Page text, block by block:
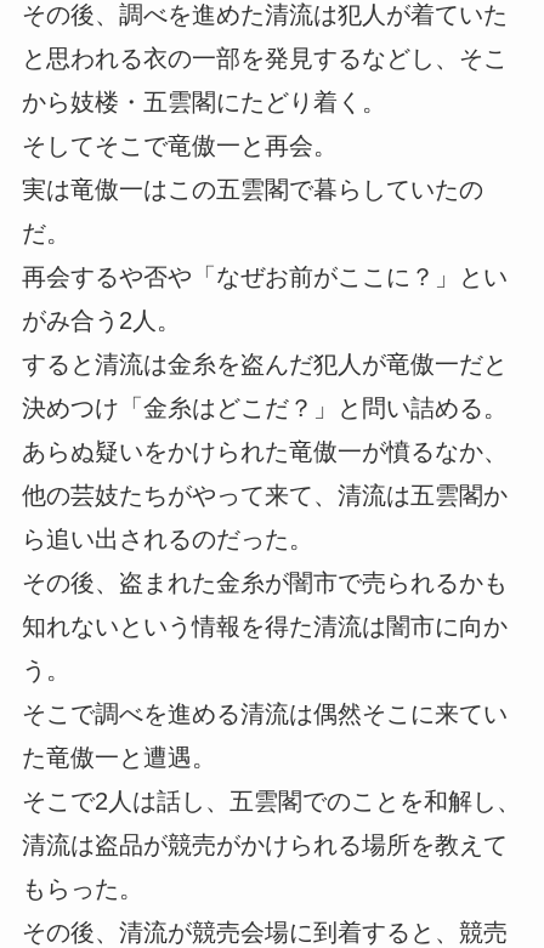
その後、調べを進めた清流は犯人が着ていた
と思われる衣の一部を発見するなどし、そこ
から妓楼・五雲閣にたどり着く。
そしてそこで竜傲一と再会。
実は竜傲一はこの五雲閣で暮らしていたの
だ。
再会するや否や「なぜお前がここに？」とい
がみ合う2人。
すると清流は金糸を盗んだ犯人が竜傲一だと
決めつけ「金糸はどこだ？」と問い詰める。
あらぬ疑いをかけられた竜傲一が憤るなか、
他の芸妓たちがやって来て、清流は五雲閣か
ら追い出されるのだった。
その後、盗まれた金糸が闇市で売られるかも
知れないという情報を得た清流は闇市に向か
う。
そこで調べを進める清流は偶然そこに来てい
た竜傲一と遭遇。
そこで2人は話し、五雲閣でのことを和解し、
清流は盗品が競売がかけられる場所を教えて
もらった。
その後、清流が競売会場に到着すると、競売